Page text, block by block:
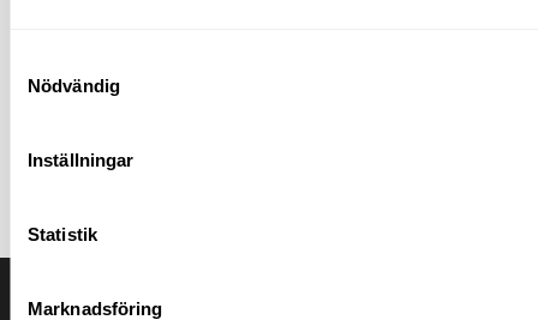
Nödvändig
Inställningar
Statistik
Marknadsföring
Badskolan
Läs mer av inlägget